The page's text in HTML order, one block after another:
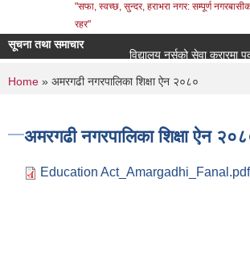
"सफा, स्वच्छ, सुन्दर, हराभरा नगर: सम्पूर्ण
रहर"
सूचना तथा समाचार
विद्यालय नर्सको सेवा करारमा
You are here
Home » अमरगढी नगरपालिका शिक्षा ऐन २०८०
अमरगढी नगरपालिका शिक्षा ऐन
Education Act_Amargadhi_Fanal.pdf